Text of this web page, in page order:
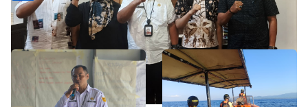
Dua Talenta Muda Ternate Wakili Maluku Utara di Gita Bahana
Nusantara 2026